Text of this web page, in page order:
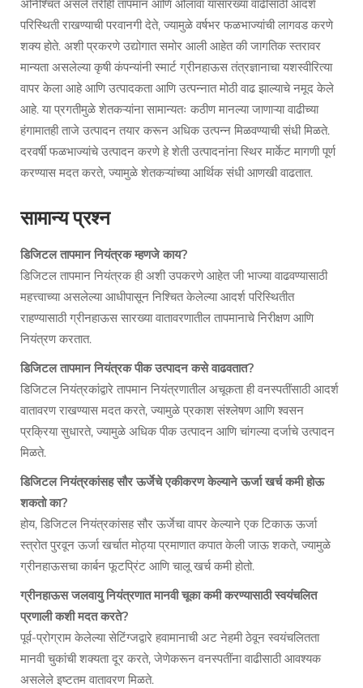
अनिश्चित असले तरीही तापमान आणि ओलावा यासारख्या वाढीसाठी आदर्श
परिस्थिती राखण्याची परवानगी देते, ज्यामुळे वर्षभर फळभाज्यांची लागवड करणे
शक्य होते. अशी प्रकरणे उद्योगात समोर आली आहेत की जागतिक स्तरावर
मान्यता असलेल्या कृषी कंपन्यांनी स्मार्ट ग्रीनहाऊस तंत्रज्ञानाचा यशस्वीरित्या
वापर केला आहे आणि उत्पादकता आणि उत्पन्नात मोठी वाढ झाल्याचे नमूद केले
आहे. या प्रगतीमुळे शेतकऱ्यांना सामान्यतः कठीण मानल्या जाणाऱ्या वाढीच्या
हंगामातही ताजे उत्पादन तयार करून अधिक उत्पन्न मिळवण्याची संधी मिळते.
दरवर्षी फळभाज्यांचे उत्पादन करणे हे शेती उत्पादनांना स्थिर मार्केट मागणी पूर्ण
करण्यास मदत करते, ज्यामुळे शेतकऱ्यांच्या आर्थिक संधी आणखी वाढतात.
सामान्य प्रश्न
डिजिटल तापमान नियंत्रक म्हणजे काय?
डिजिटल तापमान नियंत्रक ही अशी उपकरणे आहेत जी भाज्या वाढवण्यासाठी
महत्त्वाच्या असलेल्या आधीपासून निश्चित केलेल्या आदर्श परिस्थितीत
राहण्यासाठी ग्रीनहाऊस सारख्या वातावरणातील तापमानाचे निरीक्षण आणि
नियंत्रण करतात.
डिजिटल तापमान नियंत्रक पीक उत्पादन कसे वाढवतात?
डिजिटल नियंत्रकांद्वारे तापमान नियंत्रणातील अचूकता ही वनस्पतींसाठी आदर्श
वातावरण राखण्यास मदत करते, ज्यामुळे प्रकाश संश्लेषण आणि श्वसन
प्रक्रिया सुधारते, ज्यामुळे अधिक पीक उत्पादन आणि चांगल्या दर्जाचे उत्पादन
मिळते.
डिजिटल नियंत्रकांसह सौर ऊर्जेचे एकीकरण केल्याने ऊर्जा खर्च कमी होऊ
शकतो का?
होय, डिजिटल नियंत्रकांसह सौर ऊर्जेचा वापर केल्याने एक टिकाऊ ऊर्जा
स्त्रोत पुरवून ऊर्जा खर्चात मोठ्या प्रमाणात कपात केली जाऊ शकते, ज्यामुळे
ग्रीनहाऊसचा कार्बन फूटप्रिंट आणि चालू खर्च कमी होतो.
ग्रीनहाऊस जलवायु नियंत्रणात मानवी चूका कमी करण्यासाठी स्वयंचलित
प्रणाली कशी मदत करते?
पूर्व-प्रोग्राम केलेल्या सेटिंग्जद्वारे हवामानाची अट नेहमी ठेवून स्वयंचलितता
मानवी चुकांची शक्यता दूर करते, जेणेकरून वनस्पतींना वाढीसाठी आवश्यक
असलेले इष्टतम वातावरण मिळते.